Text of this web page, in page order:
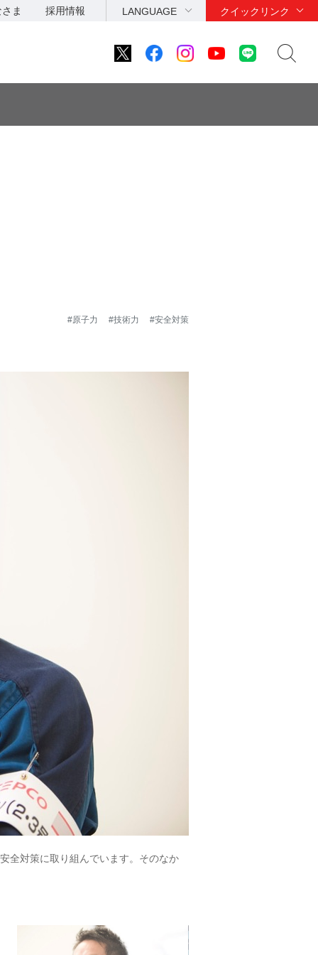
ま 採用情報 LANGUAGE クイックリンク
#原子力 #技術力 #安全対策
全対策に取り組んでいます。そのなか